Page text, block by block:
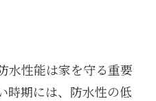
水性能は家を守る重要
時期には、防水性の低